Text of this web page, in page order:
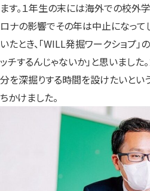
ます。１年生の末には海外での校外
ロナの影響でその年は中止になって
いたとき、「WILL発掘ワークショプ
ッチするんじゃないか」と思いまし
分を深掘りする時間を設けたいとい
ちかけました。